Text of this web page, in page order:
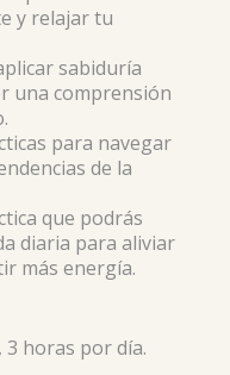
y relajar tu
sabiduría
una comprensión
para navegar
de la
que podrás
diaria para aliviar
más energía.
3 horas por día.